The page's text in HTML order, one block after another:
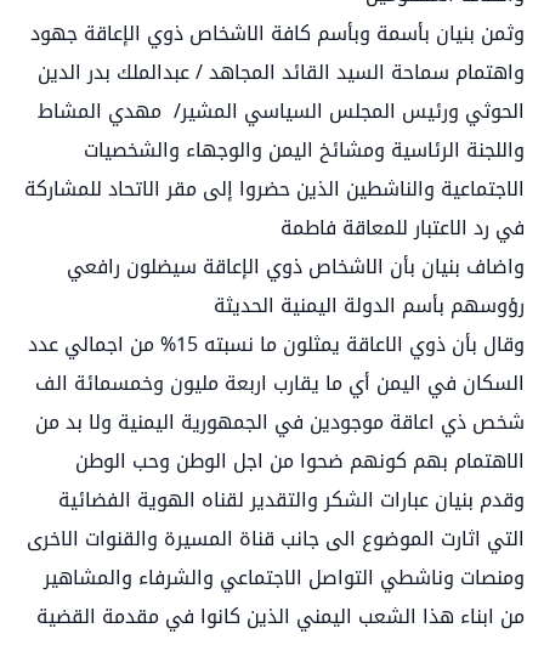
وثمن بنيان بأسمة وبأسم كافة الاشخاص ذوي الإعاقة جهود
واهتمام سماحة السيد القائد المجاهد / عبدالملك بدر الدين
الحوثي ورئيس المجلس السياسي المشير/ مهدي المشاط
واللجنة الرئاسية ومشائخ اليمن والوجهاء والشخصيات
الاجتماعية والناشطين الذين حضروا إلى مقر الاتحاد للمشاركة
في رد الاعتبار للمعاقة فاطمة
واضاف بنيان بأن الاشخاص ذوي الإعاقة سيضلون رافعي
رؤوسهم بأسم الدولة اليمنية الحديثة
وقال بأن ذوي الاعاقة يمثلون ما نسبته 15% من اجمالي عدد
السكان في اليمن أي ما يقارب اربعة مليون وخمسمائة الف
شخص ذي اعاقة موجودين في الجمهورية اليمنية ولا بد من
الاهتمام بهم كونهم ضحوا من اجل الوطن وحب الوطن
وقدم بنيان عبارات الشكر والتقدير لقناه الهوية الفضائية
التي اثارت الموضوع الى جانب قناة المسيرة والقنوات الاخرى
ومنصات وناشطي التواصل الاجتماعي والشرفاء والمشاهير
من ابناء هذا الشعب اليمني الذين كانوا في مقدمة القضية